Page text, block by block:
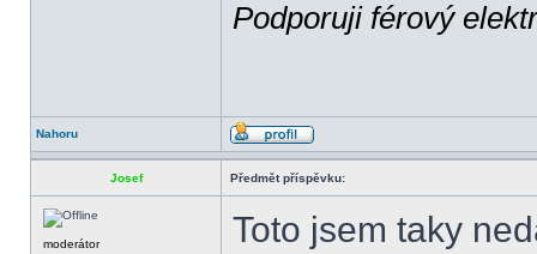
Podporuji férový
Nahoru
Josef Předmět příspěvku:
moderátor
Toto jsem taky